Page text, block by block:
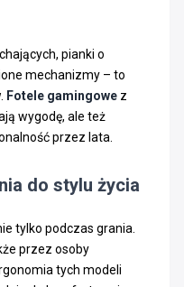
pianki o
mechanizmy – to
Fotele gamingowe z
wygodę, ale też
przez lata.
do stylu życia
tylko podczas grania.
przez osoby
tych modeli